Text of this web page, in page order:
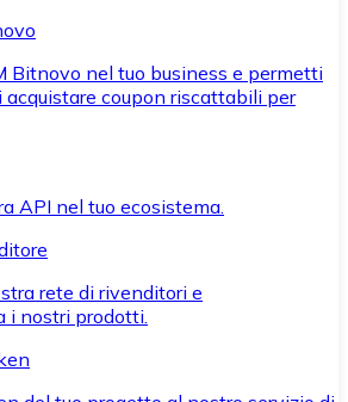
Bitnovo nel tuo business e permetti
coupon riscattabili per
API nel tuo ecosistema.
rete di rivenditori e
i nostri prodotti.